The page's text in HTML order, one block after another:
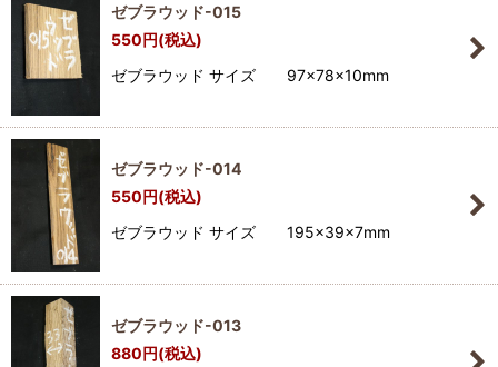
ゼブラウッド-015
550円(税込)
ゼブラウッド サイズ 97×78×10mm
ゼブラウッド-014
550円(税込)
ゼブラウッド サイズ 195×39×7mm
ゼブラウッド-013
880円(税込)